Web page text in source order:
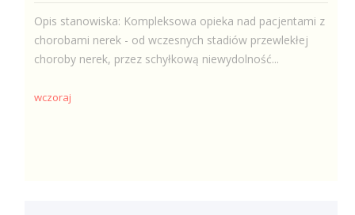
Opis stanowiska: Kompleksowa opieka nad pacjentami z
chorobami nerek - od wczesnych stadiów przewlekłej
choroby nerek, przez schyłkową niewydolność...
wczoraj